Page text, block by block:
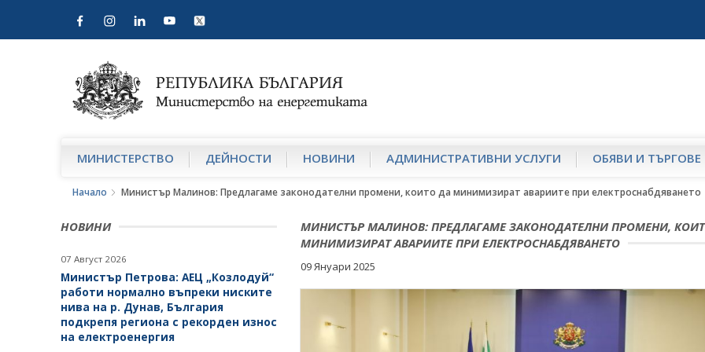
МИНИСТЕРСТВО ДЕЙНОСТИ НОВИНИ АДМИНИСТРАТИВНИ УСЛУГИ ОБЯВИ И ТЪРГОВЕ
Начало Министър Малинов: Предлагаме законодателни промени, които да минимизират авариите при електроснабдяването
НОВИНИ
07 Август 2026
Министър Петрова: АЕЦ „Козлодуй“
работи нормално въпреки ниските
нива на р. Дунав, България
подкрепя региона с рекорден износ
на електроенергия
МИНИСТЪР МАЛИНОВ: ПРЕДЛАГАМЕ ЗАКОНОДАТЕЛНИ ПРОМЕНИ,
МИНИМИЗИРАТ АВАРИИТЕ ПРИ ЕЛЕКТРОСНАБДЯВАНЕТО
09 Януари 2025